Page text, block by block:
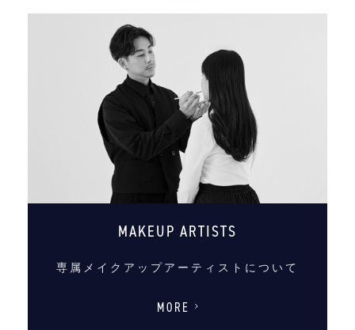
MAKEUP ARTISTS
専属メイクアップアーティストについて
MORE